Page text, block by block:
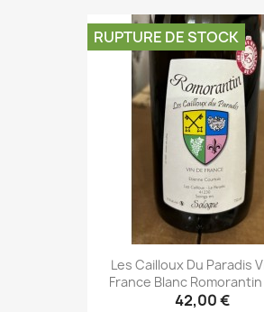
Les Cailloux Du Paradis
France Blanc
42,00 €
RUPTURE DE STOCK